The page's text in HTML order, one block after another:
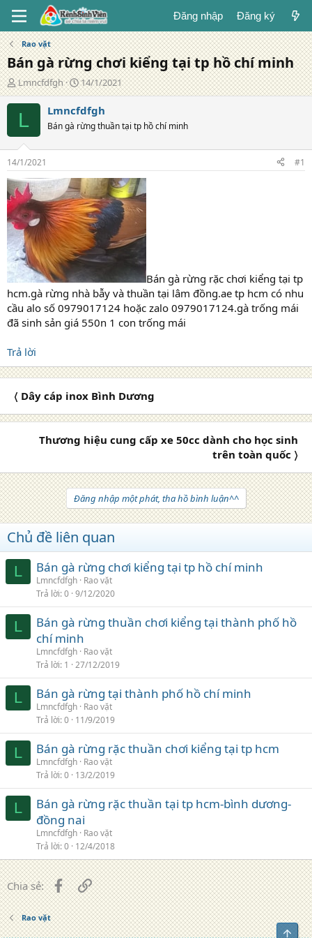
Đăng nhập Đăng ký
Rao vặt
Bán gà rừng chơi kiểng tại tp hồ chí minh
T
á
c
ả
Lmncfdfgh
N
g
à
y
đ
g
14/1/2021
L Lmncfdfgh
Bán gà rừng thuần tại tp hồ chí minh
14/1/2021 #1
Bán gà rừng rặc chơi kiểng tại tp
hcm.gà rừng nhà bẫy và thuần tại lâm đồng.ae tp hcm có nhu
cầu alo số 0979017124 hoặc zalo 0979017124.gà trống mái
đã sinh sản giá 550n 1 con trống mái
Trả lời
〈 Dây cáp inox Bình Dương
Thương hiệu cung cấp xe 50cc dành cho học sinh
trên toàn quốc 〉
Đăng nhập một phát, tha hồ bình luận^^
Chủ đề liên quan
L Bán gà rừng chơi kiểng tại tp hồ chí minh
Lmncfdfgh Rao vặt
Trả lời 0 9/12/2020
L
Bán gà rừng thuần chơi kiểng tại thành phố hồ
chí minh
Lmncfdfgh Rao vặt
Trả lời 1 27/12/2019
L Bán gà rừng tại thành phố hồ chí minh
Lmncfdfgh Rao vặt
Trả lời 0 11/9/2019
L Bán gà rừng rặc thuần chơi kiểng tại tp hcm
Lmncfdfgh Rao vặt
Trả lời 0 13/2/2019
L
Bán gà rừng rặc thuần tại tp hcm-bình dương-
đồng nai
Lmncfdfgh Rao vặt
Trả lời 0 12/4/2018
Chia sẻ: FacebookLiên kết
Rao vặt
Top